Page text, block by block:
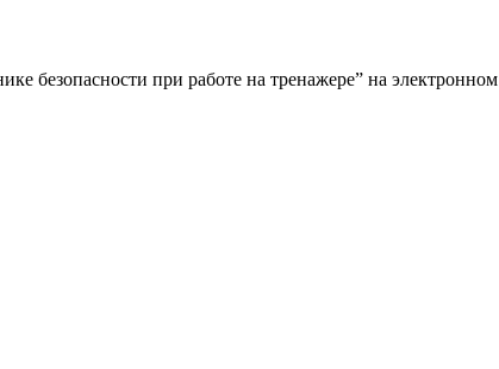
безопасности при работе на тренажере” на